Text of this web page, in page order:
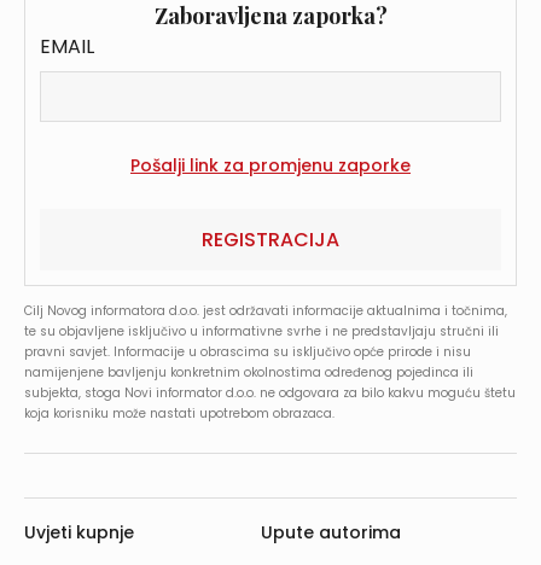
Zaboravljena zaporka?
EMAIL
REGISTRACIJA
Cilj Novog informatora d.o.o. jest održavati informacije aktualnima i točnima,
te su objavljene isključivo u informativne svrhe i ne predstavljaju stručni ili
pravni savjet. Informacije u obrascima su isključivo opće prirode i nisu
namijenjene bavljenju konkretnim okolnostima određenog pojedinca ili
subjekta, stoga Novi informator d.o.o. ne odgovara za bilo kakvu moguću štetu
koja korisniku može nastati upotrebom obrazaca.
Uvjeti kupnje
Upute autorima